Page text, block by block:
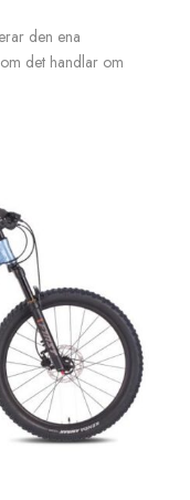
den ena
det handlar om